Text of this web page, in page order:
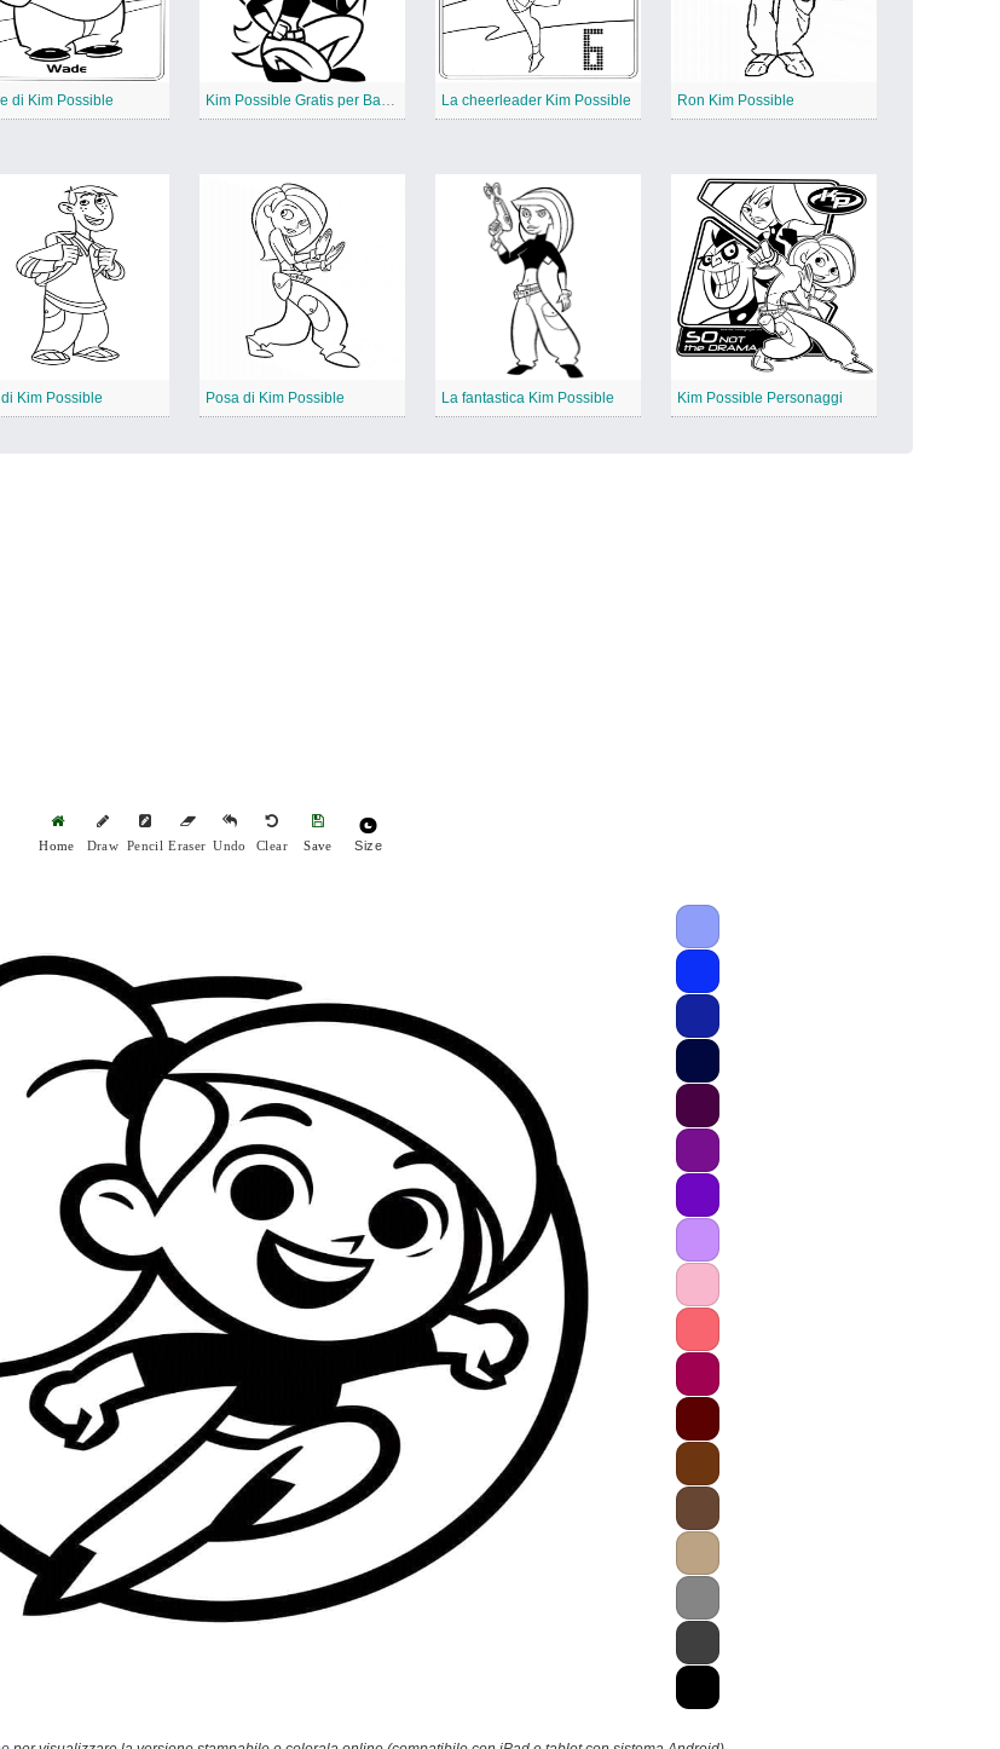
di Kim Possible Kim Possible Gratis per Bambini La cheerleader Kim Possible Ron Kim Possible
Kim Possible Posa di Kim Possible La fantastica Kim Possible Kim Possible Personaggi
Home Draw Pencil Eraser Undo Clear Save Size